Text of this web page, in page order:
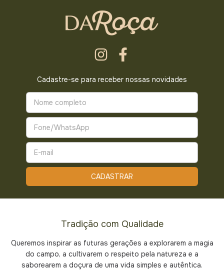
Cadastre-se para receber nossas novidades
Tradição com Qualidade
Queremos inspirar as futuras gerações a explorarem a magia
do campo, a cultivarem o respeito pela natureza e a
saborearem a doçura de uma vida simples e autêntica.